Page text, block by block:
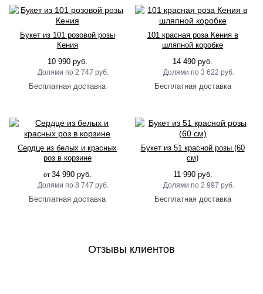
Букет из 101 розовой розы
Кения
10 990 руб.
2 747 руб.
101 красная роза Кения в
шляпной коробке
14 490 руб.
3 622 руб.
Сердце из белых и красных
роз в корзине
от 34 990 руб.
8 747 руб.
Букет из 51 красной розы (60
см)
11 990 руб.
2 997 руб.
Отзывы клиентов